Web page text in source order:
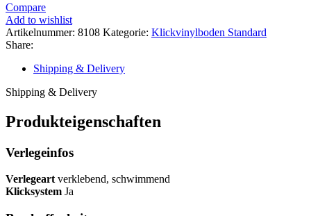
Compare
Add to wishlist
Artikelnummer: 8108 Kategorie: Klickvinylboden Standard
Share:
Shipping & Delivery
Shipping & Delivery
Produkteigenschaften
Verlegeinfos
Verlegeartverklebend, schwimmend
Klicksystem Ja